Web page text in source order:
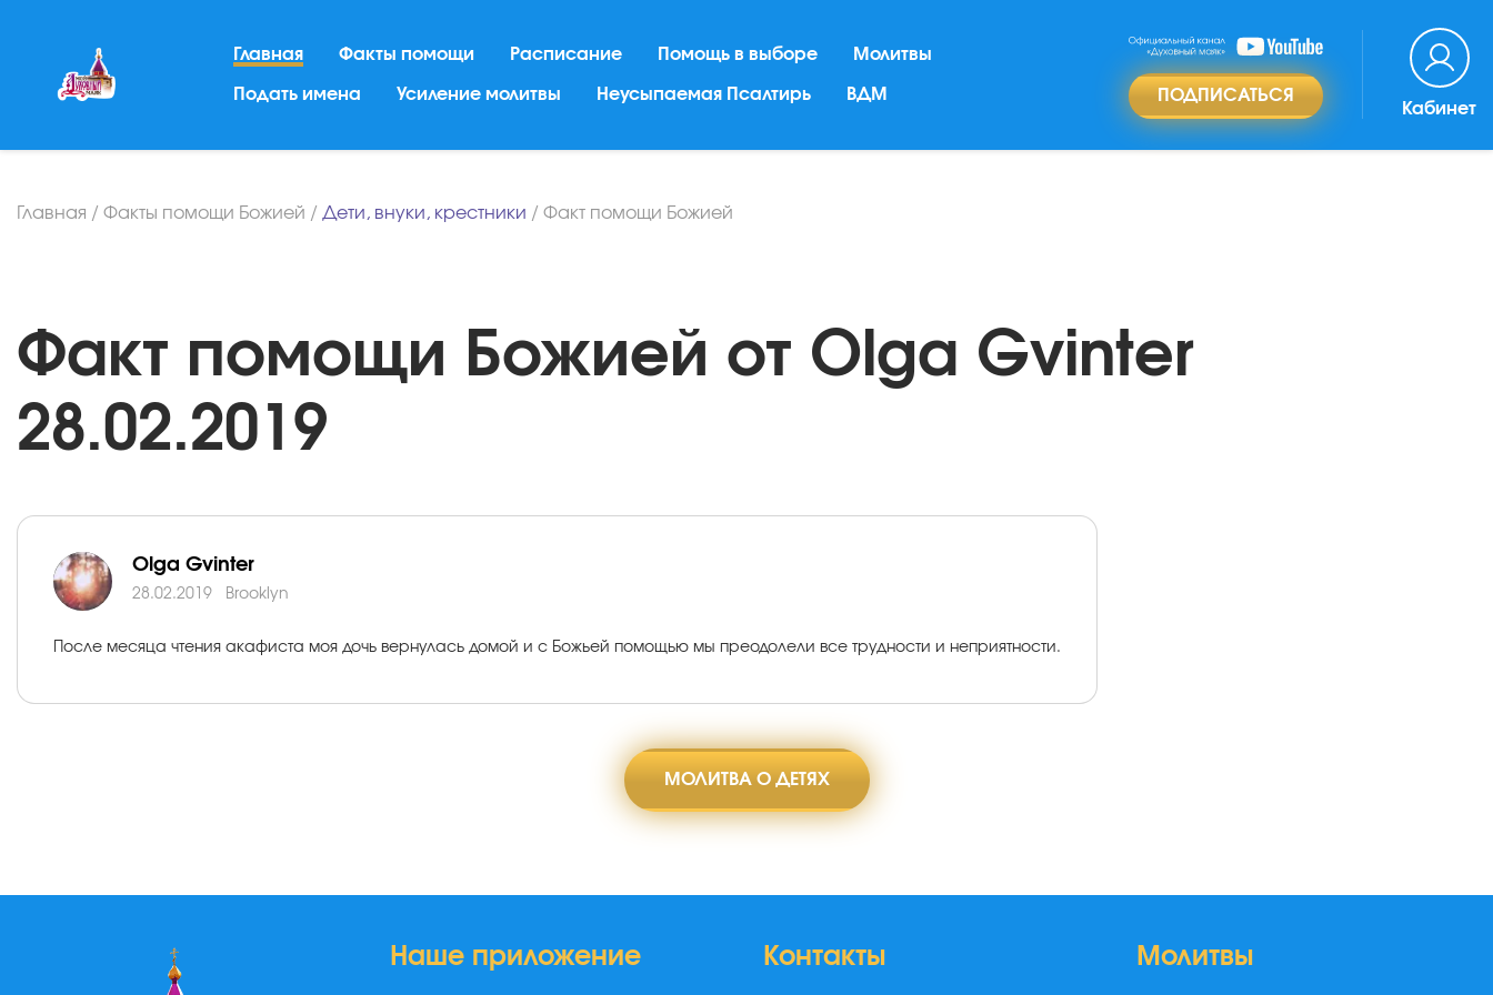
Главная Факты помощи Расписание Помощь в выборе Молитвы
Подать имена Усиление молитвы Неусыпаемая Псалтирь ВДМ ПОДПИСАТЬСЯ
Кабинет
Главная / Факты помощи Божией / Дети, внуки, крестники / Факт помощи Божией
Факт помощи Божией от Olga Gvinter
28.02.2019
Olga Gvinter
28.02.2019 Brooklyn
После месяца чтения акафиста моя дочь вернулась домой и с Божьей помощью мы преодолели все трудности и неприятности.
МОЛИТВА О ДЕТЯХ
Наше приложение Контакты Молитвы